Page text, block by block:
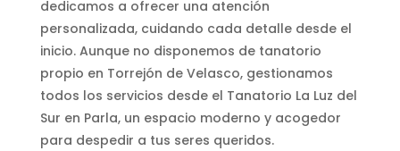
dedicamos a ofrecer una atención
personalizada, cuidando cada detalle desde el
inicio. Aunque no disponemos de tanatorio
propio en Torrejón de Velasco, gestionamos
todos los servicios desde el Tanatorio La Luz del
Sur en Parla, un espacio moderno y acogedor
para despedir a tus seres queridos.